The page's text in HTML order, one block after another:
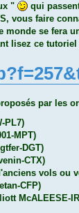
"
qui
vous faire
monde se fera
lisez ce tutoriel
par les
PL7)
MPT)
DGT)
CTX)
vols ou
CFP)
McALEESE-